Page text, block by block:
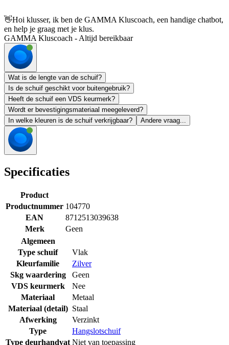
👋Hoi klusser, ik ben de GAMMA Kluscoach, een handige chatbot,
en help je graag met je klus.
GAMMA Kluscoach - Altijd bereikbaar
Wat is de lengte van de schuif?
Is de schuif geschikt voor buitengebruik?
Heeft de schuif een VDS keurmerk?
Wordt er bevestigingsmateriaal meegeleverd?
In welke kleuren is de schuif verkrijgbaar?
Andere vraag...
Specificaties
Product
Productnummer 104770
EAN
8712513039638
Merk
Geen
Algemeen
Type schuif
Vlak
Kleurfamilie
Zilver
Skg waardering
Geen
VDS keurmerk
Nee
Materiaal
Metaal
Materiaal (detail) Staal
Afwerking
Verzinkt
Type
Hangslotschuif
Type deurhandvat Niet van toepassing